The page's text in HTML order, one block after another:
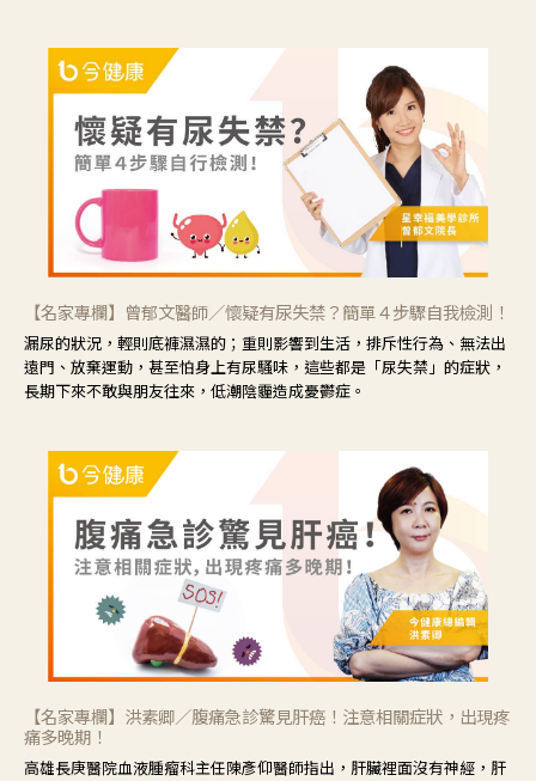
【名家專欄】曾郁文醫師／懷疑有尿失禁？簡單４步驟自我檢測！
漏尿的狀況，輕則底褲濕濕的；重則影響到生活，排斥性行為、無法出
遠門、放棄運動，甚至怕身上有尿騷味，這些都是「尿失禁」的症狀，
長期下來不敢與朋友往來，低潮陰霾造成憂鬱症。
【名家專欄】洪素卿／腹痛急診驚見肝癌！注意相關症狀，出現疼
痛多晚期！
高雄長庚醫院血液腫瘤科主任陳彥仰醫師指出，肝臟裡面沒有神經，肝